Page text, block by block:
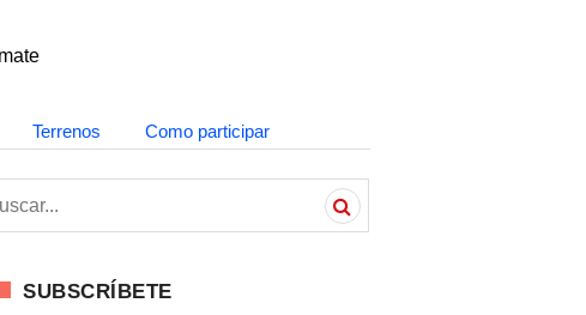
Terrenos Como participar
SUBSCRÍBETE